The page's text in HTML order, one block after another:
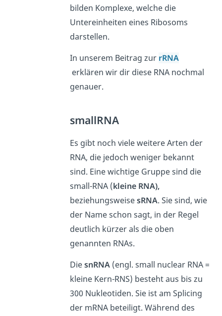
bilden Komplexe, welche die
Untereinheiten eines Ribosoms
darstellen.
In unserem Beitrag zur rRNA
erklären wir dir diese RNA nochmal
genauer.
smallRNA
Es gibt noch viele weitere Arten der
RNA, die jedoch weniger bekannt
sind. Eine wichtige Gruppe sind die
small-RNA (kleine RNA),
beziehungsweisesRNA. Sie sind, wie
der Name schon sagt, in der Regel
deutlich kürzer als die oben
genannten RNAs.
DiesnRNA (engl. small nuclear RNA =
kleine Kern-RNS) besteht aus bis zu
300 Nukleotiden. Sie ist am Splicing
der mRNA beteiligt. Während des